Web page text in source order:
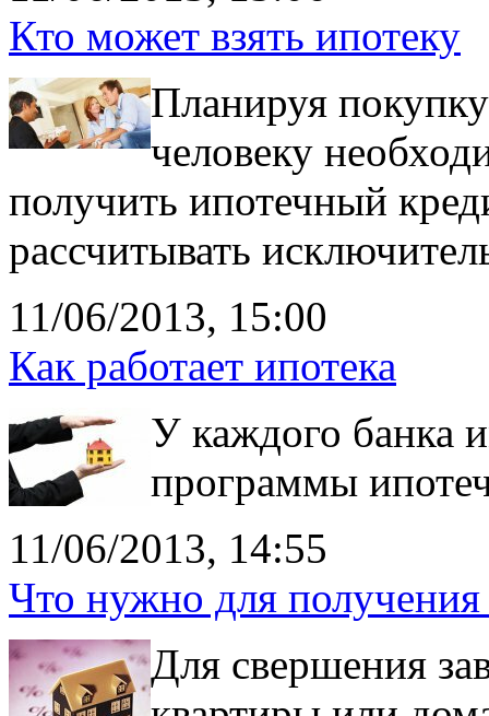
Кто может взять ипотеку
Планируя
человеку
получить ипотечный
рассчитывать
11/06/2013, 15:00
Как работает ипотека
У каждого банка
программы
11/06/2013, 14:55
Что нужно для получения
Для свершения